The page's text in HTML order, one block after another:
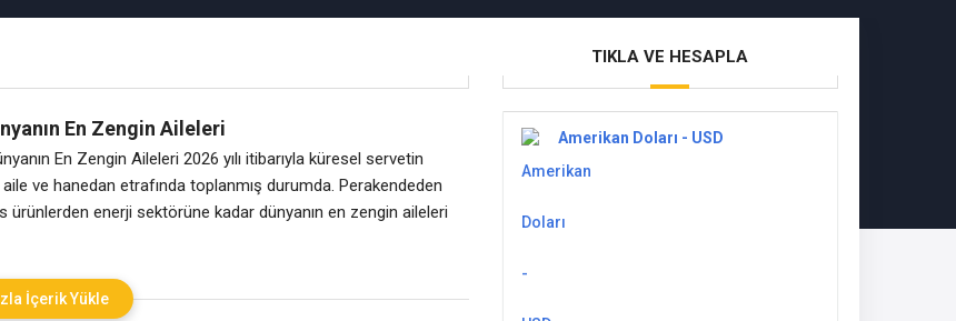
En Zengin Aileleri
En Zengin Aileleri 2026 yılı itibarıyla küresel servetin
aile ve hanedan etrafında toplanmış durumda. Perakendeden
ürünlerden enerji sektörüne kadar dünyanın en zengin aileleri
isimler öne çıkıyor. İşte dünyanın en zengin aileleri ve
1. Walton Ailesi (ABD) – ~513,4 Milyar $
İçerik Yükle
TIKLA VE HESAPLA
Amerikan Doları - USD